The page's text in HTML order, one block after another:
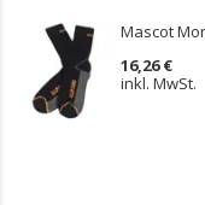
Mascot
16,26 €
inkl. MwSt.